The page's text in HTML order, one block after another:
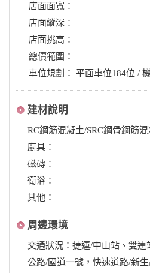
店面面寬：
店面縱深：
店面挑高：
總價範圍：
車位規劃： 平面車位184位 /
建材說明
RC鋼筋混凝土/SRC鋼骨鋼筋混
廚具：
磁磚：
衛浴：
其他：
周邊環境
交通狀況：捷運/中山站、雙
公路/國道一號，快速道路/新